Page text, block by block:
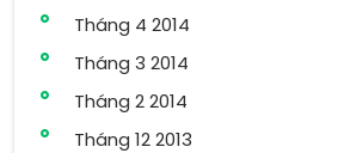
Tháng 4 2014
Tháng 3 2014
Tháng 2 2014
Tháng 12 2013